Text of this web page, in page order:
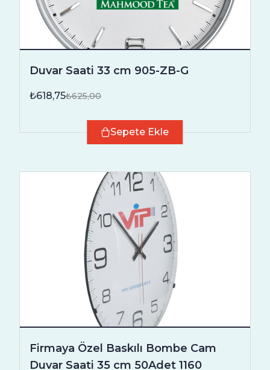
Duvar Saati 33 cm 905-ZB-G
₺618,75₺625,00
Sepete Ekle
Firmaya Özel Baskılı Bombe Cam
Duvar Saati 35 cm 50Adet 1160